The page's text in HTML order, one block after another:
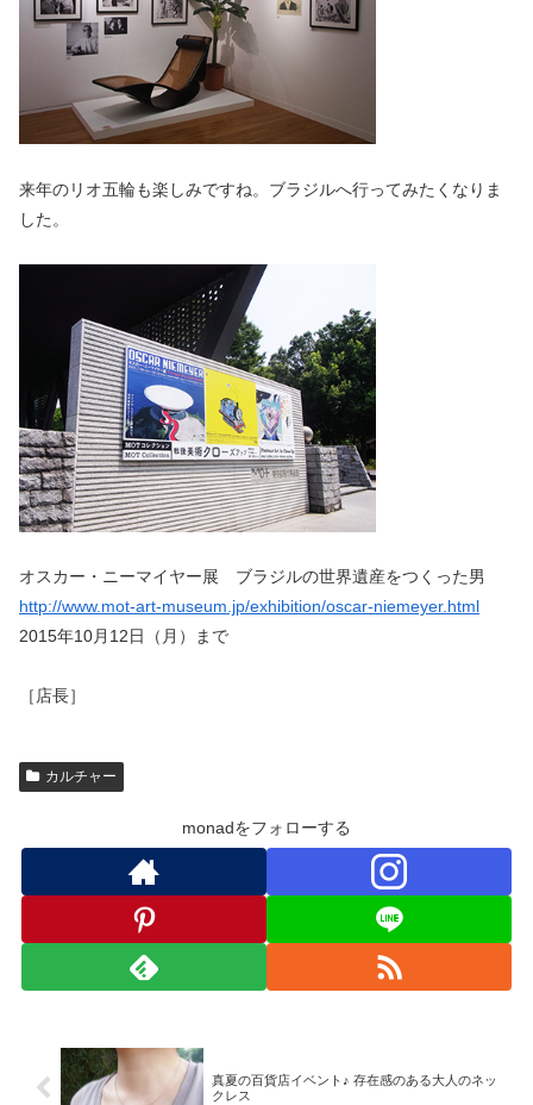
来年のリオ五輪も楽しみですね。ブラジルへ行ってみたくなりま
した。
オスカー・ニーマイヤー展 ブラジルの世界遺産をつくった男
http://www.mot-art-museum.jp/exhibition/oscar-niemeyer.html
2015年10月12日（月）まで
［店長］
カルチャー
monadをフォローする
真夏の百貨店イベント♪ 存在感のある大人のネッ
クレス